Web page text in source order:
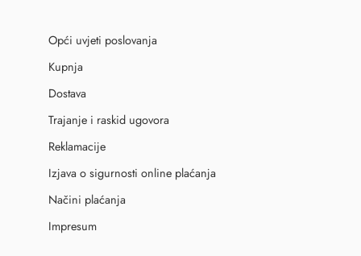
Opći uvjeti poslovanja
Kupnja
Dostava
Trajanje i raskid ugovora
Reklamacije
Izjava o sigurnosti online plaćanja
Načini plaćanja
Impresum